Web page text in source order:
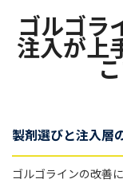
ゴルゴラ
注入が上
製剤選びと注入層
ゴルゴラインの改善